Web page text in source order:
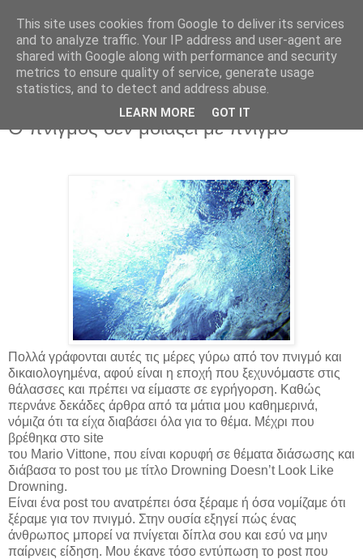
Σάββατο 13 Ιουλίου 2019
Ο πνιγμός δεν μοιάζει με πνιγμό
Πολλά γράφονται αυτές τις μέρες γύρω από τον πνιγμό και
δικαιολογημένα, αφού είναι η εποχή που ξεχυνόμαστε στις
θάλασσες και πρέπει να είμαστε σε εγρήγορση. Καθώς
περνάνε δεκάδες άρθρα από τα μάτια μου καθημερινά,
νόμιζα ότι τα είχα διαβάσει όλα για το θέμα. Μέχρι που
βρέθηκα στο site
του Mario Vittone, που είναι κορυφή σε θέματα διάσωσης και
διάβασα το post του με τίτλο Drowning Doesn’t Look Like
Drowning.
Είναι ένα post του ανατρέπει όσα ξέραμε ή όσα νομίζαμε ότι
ξέραμε για τον πνιγμό. Στην ουσία εξηγεί πώς ένας
άνθρωπος μπορεί να πνίγεται δίπλα σου και εσύ να μην
παίρνεις είδηση. Μου έκανε τόσο εντύπωση το post που
This site uses cookies from Google to deliver its services
and to analyze traffic. Your IP address and user-agent are
shared with Google along with performance and security
metrics to ensure quality of service, generate usage
statistics, and to detect and address abuse.
LEARN MORE GOT IT